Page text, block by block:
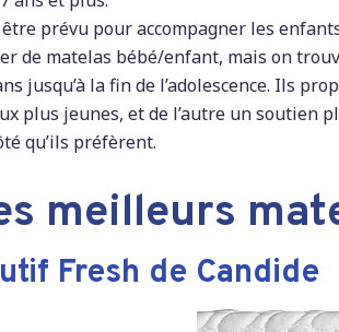
prévu pour accompagner les
de matelas bébé/enfant, mais on
jusqu’à la fin de l’adolescence. Ils
plus jeunes, et de l’autre un soutien
qu’ils préfèrent.
meilleurs
Fresh de Candide